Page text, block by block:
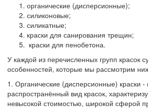
органические (дисперсионные);
силиконовые;
силикатные;
краски для санирования трещин;
краски для пенобетона.
У каждой из перечисленных групп красок
особенностей, которые мы рассмотрим
1. Органические (дисперсионные) краски
распространённый вид красок,
невысокой стоимостью, широкой сферой